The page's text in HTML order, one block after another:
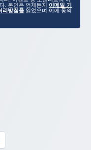
. 본인은 언제든지 이메일 기
리방침을 읽었으며 이에 동의